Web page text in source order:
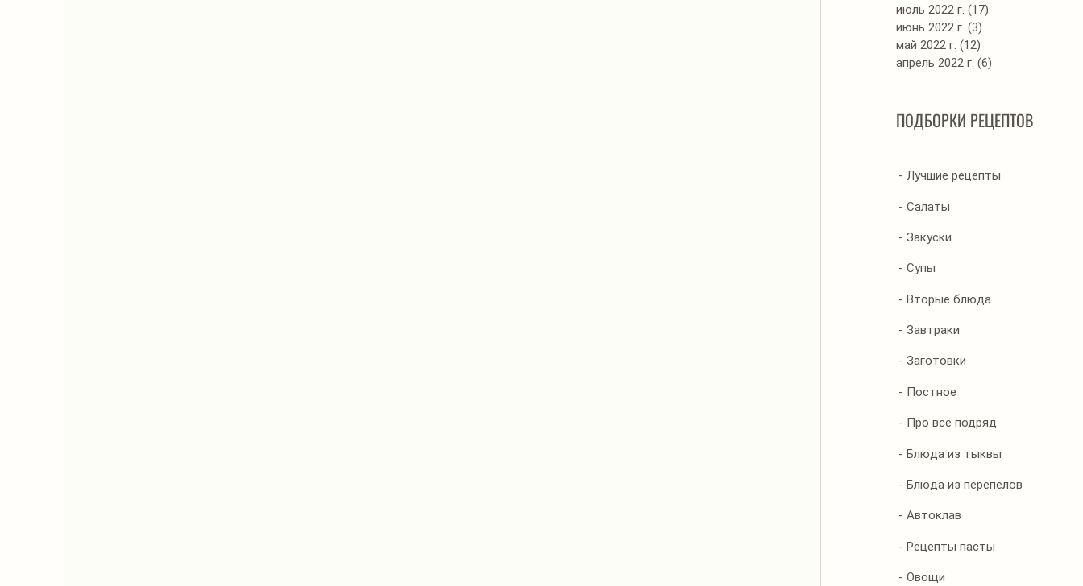
июль 2022 г. (17)
июнь 2022 г. (3)
май 2022 г. (12)
апрель 2022 г. (6)
ПОДБОРКИ РЕЦЕПТОВ
- Лучшие рецепты
- Салаты
- Закуски
- Супы
- Вторые блюда
- Завтраки
- Заготовки
- Постное
- Про все подряд
- Блюда из тыквы
- Блюда из перепелов
- Автоклав
- Рецепты пасты
- Овощи